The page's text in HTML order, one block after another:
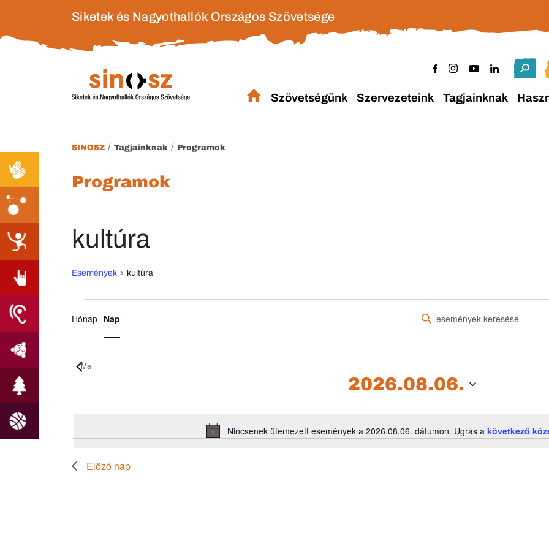
Siketek és Nagyothallók Országos Szövetsége
Szövetségünk Szervezeteink Tagjainknak
SINOSZ / Tagjainknak / Programok
Programok
kultúra
Események kultúra
Események
2026.08.06.
Notice
Nincsenek ütemezett események a 2026.08.06. dátumon. Ugrás a következő
Írja
meg
-
nézet
Hónap Nap
Ma
2026.08.06.
Előző nap